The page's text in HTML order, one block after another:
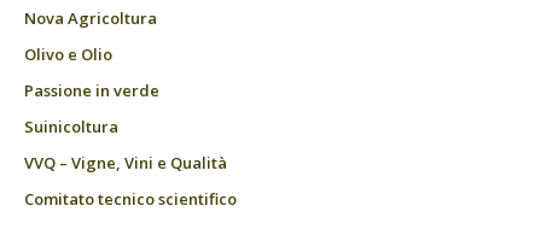
Nova Agricoltura
Olivo e Olio
Passione in verde
Suinicoltura
VVQ – Vigne, Vini e Qualità
Comitato tecnico scientifico